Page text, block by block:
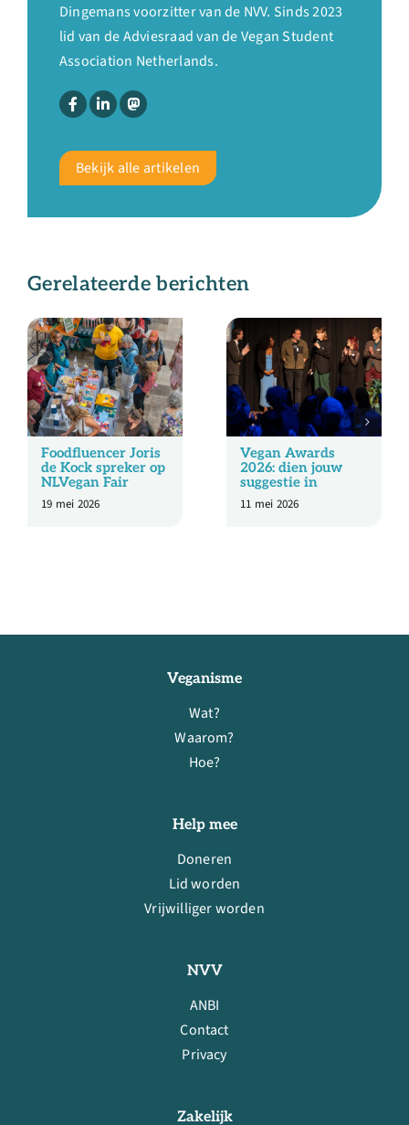
Dingemans voorzitter van de NVV. Sinds 2023
lid van de Adviesraad van de Vegan Student
Association Netherlands.
Bekijk alle artikelen
Gerelateerde berichten
Foodfluencer Joris
de Kock spreker op
NLVegan Fair
19 mei 2026
Vegan Awards
2026: dien jouw
suggestie in
11 mei 2026
Veganisme
Wat?
Waarom?
Hoe?
Help mee
Doneren
Lid worden
Vrijwilliger worden
NVV
ANBI
Contact
Privacy
Zakelijk